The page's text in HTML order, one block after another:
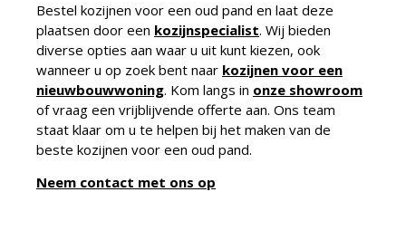
Bestel kozijnen voor een oud pand en laat deze
plaatsen door een kozijnspecialist. Wij bieden
diverse opties aan waar u uit kunt kiezen, ook
wanneer u op zoek bent naar kozijnen voor een
nieuwbouwwoning. Kom langs in onze showroom
of vraag een vrijblijvende offerte aan. Ons team
staat klaar om u te helpen bij het maken van de
beste kozijnen voor een oud pand.
Neem contact met ons op